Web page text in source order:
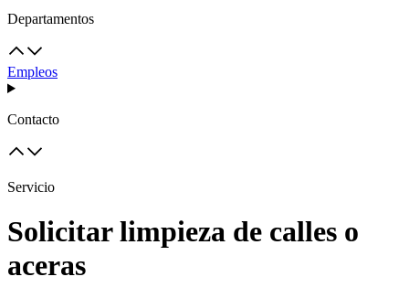
Departamentos
Empleos
Contacto
Servicio
Solicitar limpieza de calles o
aceras